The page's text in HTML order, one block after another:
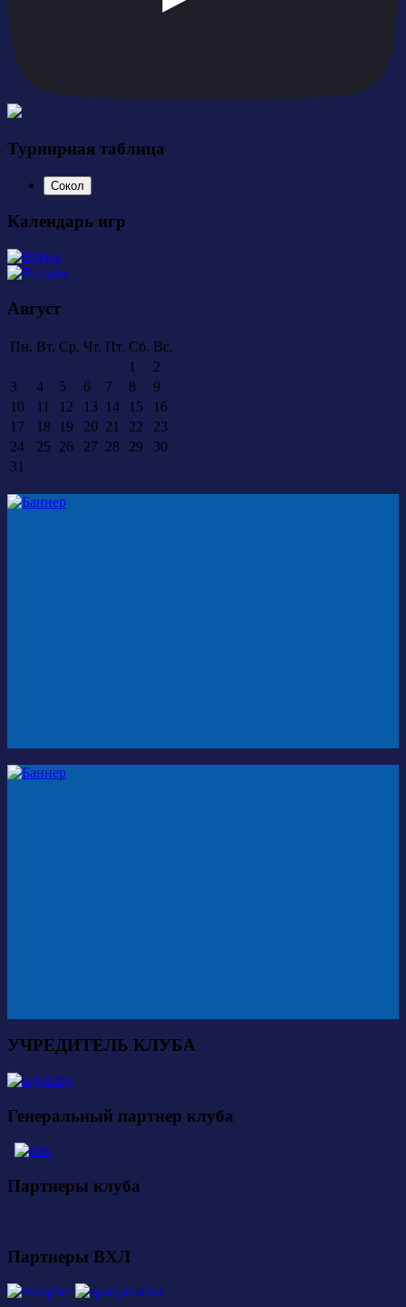
Турнирная таблица
Сокол
Календарь игр
Август
Пн. Вт. Ср. Чт. Пт. Сб. Вс.
1
2
3
4 5 6 7 8
9
10
11 12 13 14 15
16
17
18 19 20 21 22
23
24
25 26 27 28 29
30
31
УЧРЕДИТЕЛЬ КЛУБА
Генеральный партнер клуба
Партнеры клуба
Партнеры ВХЛ